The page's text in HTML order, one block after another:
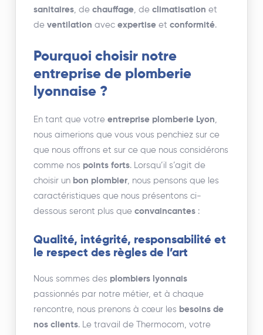
sanitaires, dechauffage, declimatisation et
deventilation avecexpertise etconformité.
Pourquoi choisir notre
entreprise de plomberie
lyonnaise ?
En tant que votreentreprise plomberie Lyon,
nous aimerions que vous vous penchiez sur ce
que nous offrons et sur ce que nous considérons
comme nos points forts. Lorsqu’il s’agit de
choisir un bon plombier, nous pensons que les
caractéristiques que nous présentons ci-
dessous seront plus queconvaincantes :
Qualité, intégrité, responsabilité et
le respect des règles de l’art
Nous sommes des plombiers lyonnais
passionnés par notre métier, et à chaque
rencontre, nous prenons à cœur les besoins de
nos clients. Le travail de Thermocom, votre